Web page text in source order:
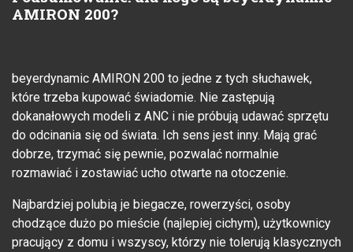
AMIRON 200?
beyerdynamic AMIRON 200 to jedne z tych słuchawek,
które trzeba kupować świadomie. Nie zastępują
dokanałowych modeli z ANC i nie próbują udawać sprzętu
do odcinania się od świata. Ich sens jest inny. Mają grać
dobrze, trzymać się pewnie, pozwalać normalnie
rozmawiać i zostawiać ucho otwarte na otoczenie.
Najbardziej polubią je biegacze, rowerzyści, osoby
chodzące dużo po mieście (najlepiej cichym), użytkownicy
pracujący z domu i wszyscy, którzy nie tolerują klasycznych